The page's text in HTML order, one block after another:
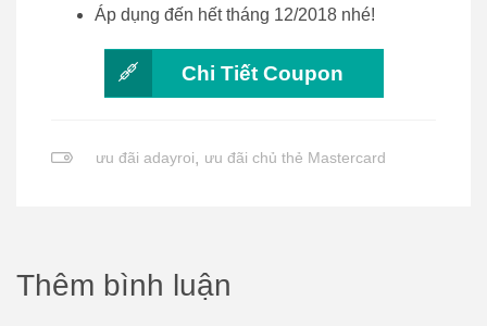
Áp dụng đến hết tháng 12/2018 nhé!
Chi Tiết Coupon
ưu đãi adayroi, ưu đãi chủ thẻ Mastercard
Thêm bình luận